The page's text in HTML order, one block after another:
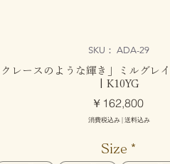
SKU： ADA-29
クレースのような輝き」ミルグレ
| K10YG
￥162,800価
格
消費税込み|送料込み
Size *